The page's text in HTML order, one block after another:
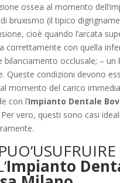
ossea al momento
bruxismo (il tipico
cioè quando l’arcata
correttamente con quella
bilanciamento occlusale; – un
Queste condizioni devono
momento del carico
con l’Impianto Dentale
vero, questi sono casi
Impianto